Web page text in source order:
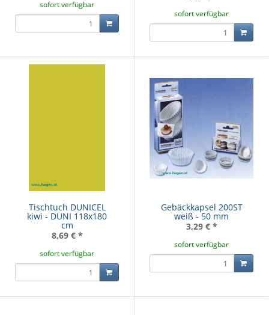
sofort verfügbar
sofort verfügbar
Tischtuch DUNICEL
kiwi - DUNI 118x180
cm
8,69 € *
sofort verfügbar
Gebäckkapsel 200ST
weiß - 50 mm
3,29 € *
sofort verfügbar